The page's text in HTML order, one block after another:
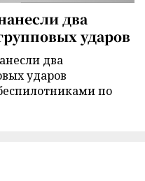
два
ударов
два
ударов
по